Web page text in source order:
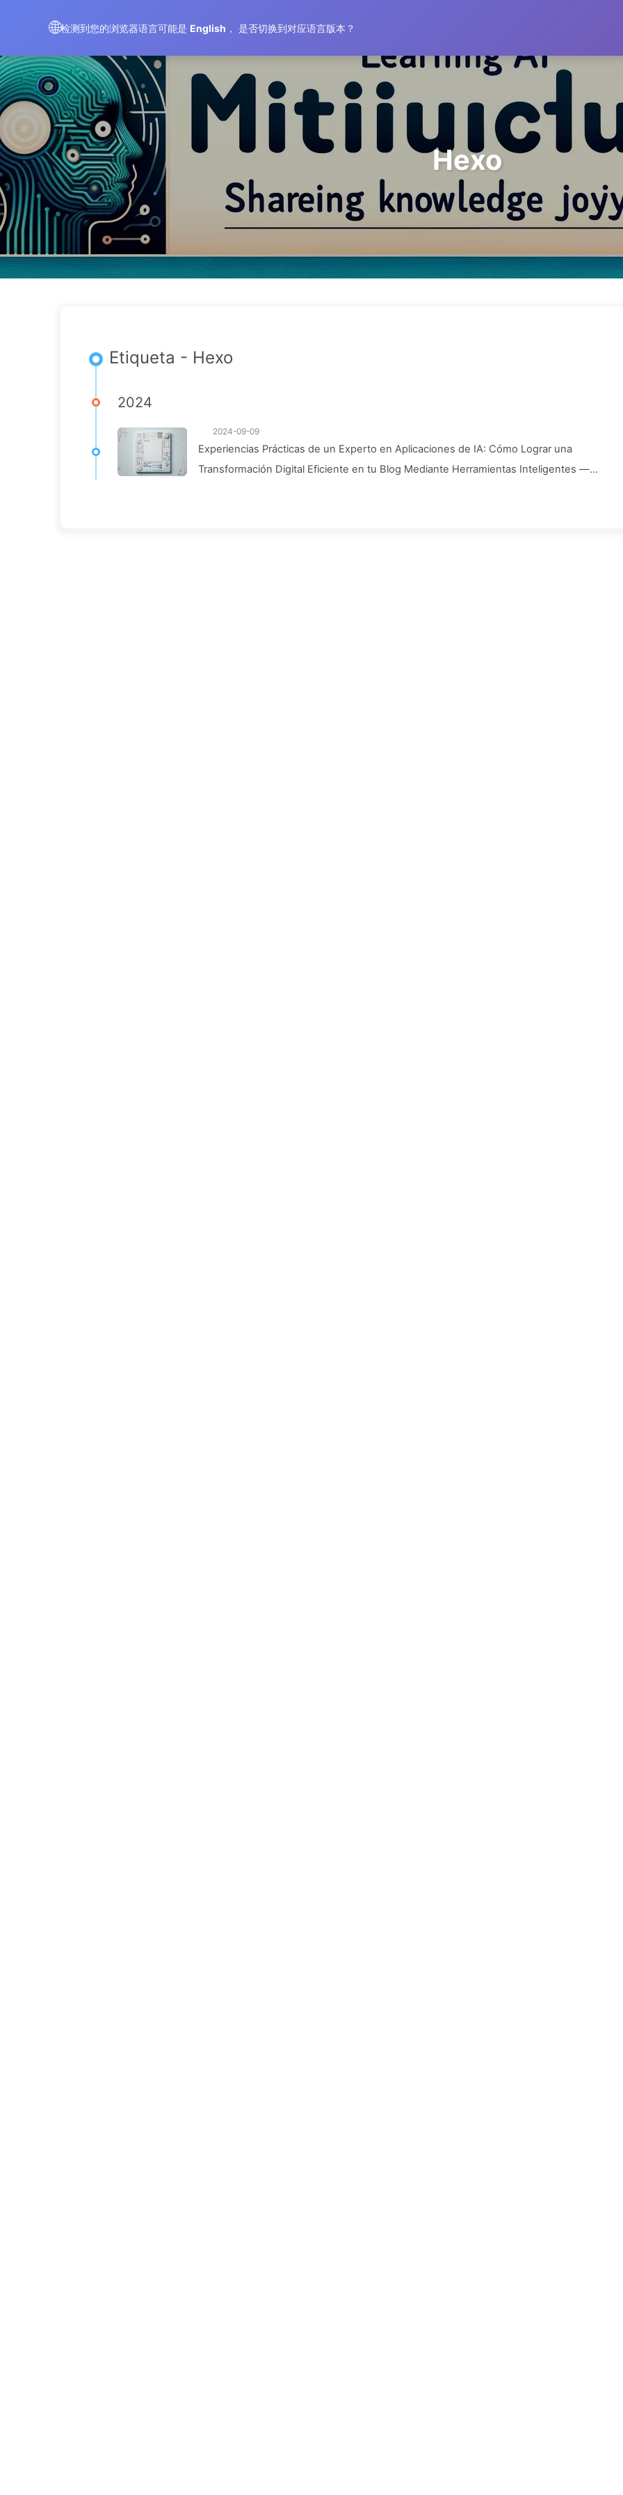
🌐检测到您的浏览器语言可能是 English ， 是否切换到对应语言版本？
El Camino hacia la Transformación de IA
Hexo
Etiqueta - Hexo
2024
2024-09-09
Experiencias Prácticas de un Experto en Aplicaciones de IA: Cómo Lograr una
Transformación Digital Eficiente en tu Blog Mediante Herramientas Inteligentes —